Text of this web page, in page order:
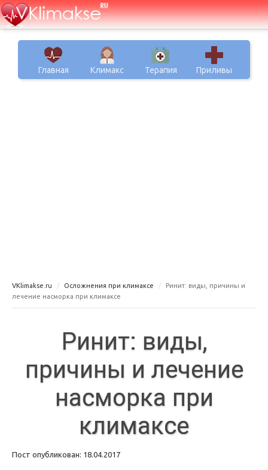
Главная Климакс Терапия Приливы
VKlimakse.ru Осложнения при климаксе
Ринит: виды, причины и
лечение насморка при климаксе
Ринит: виды,
причины и лечение
насморка при
климаксе
Пост опубликован: 18.04.2017